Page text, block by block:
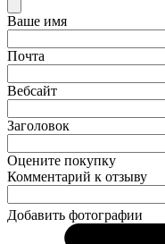
Ваше имя
Почта
Вебсайт
Заголовок
Оцените покупку
Комментарий к отзыву
Добавить фотографии